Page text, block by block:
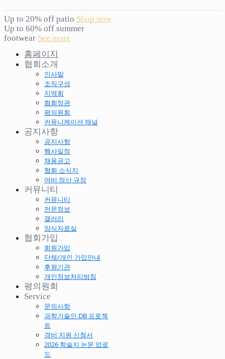
Up to 20% off patio Shop now
Up to 60% off summer
footwear See more
홈페이지
협회소개
인사말
조직구성
지역회
협회정관
평의원회
커뮤니케이션 채널
공지사항
공지사항
행사일정
채용공고
협회 소식지
여비 정산 규정
커뮤니티
커뮤니티
전문정보
갤러리
양식자료실
협회가입
회원가입
단체/개인 가입안내
후원기관
개인정보처리방침
평의원회
Service
문의사항
과학기술인 DB 프로젝
트
경비 지원 신청서
2026 학술지 논문 업로
드